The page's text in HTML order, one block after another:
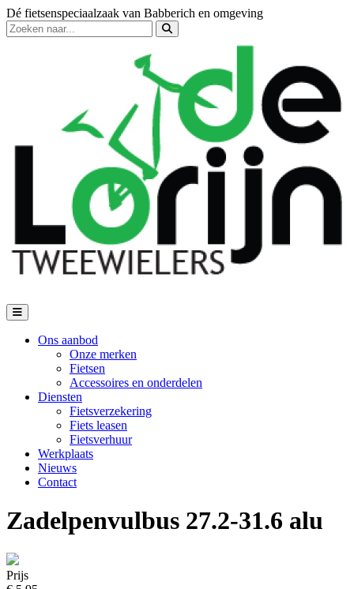
Dé fietsenspeciaalzaak van Babberich en omgeving
Ons aanbod
Onze merken
Fietsen
Accessoires en onderdelen
Diensten
Fietsverzekering
Fiets leasen
Fietsverhuur
Werkplaats
Nieuws
Contact
Zadelpenvulbus 27.2-31.6 alu
Prijs